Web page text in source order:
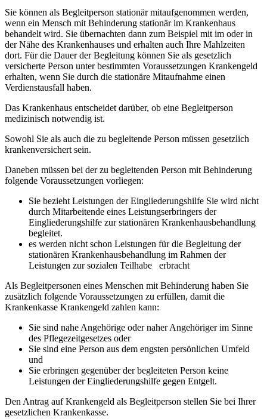
Sie können als Begleitperson stationär mitaufgenommen werden,
wenn ein Mensch mit Behinderung stationär im Krankenhaus
behandelt wird. Sie übernachten dann zum Beispiel mit im oder in
der Nähe des Krankenhauses und erhalten auch Ihre Mahlzeiten
dort. Für die Dauer der Begleitung können Sie als gesetzlich
versicherte Person unter bestimmten Voraussetzungen Krankengeld
erhalten, wenn Sie durch die stationäre Mitaufnahme einen
Verdienstausfall haben.
Das Krankenhaus entscheidet darüber, ob eine Begleitperson
medizinisch notwendig ist.
Sowohl Sie als auch die zu begleitende Person müssen gesetzlich
krankenversichert sein.
Daneben müssen bei der zu begleitenden Person mit Behinderung
folgende Voraussetzungen vorliegen:
Sie bezieht Leistungen der Eingliederungshilfe Sie wird nicht
durch Mitarbeitende eines Leistungserbringers der
Eingliederungshilfe zur stationären Krankenhausbehandlung
begleitet.
es werden nicht schon Leistungen für die Begleitung der
stationären Krankenhausbehandlung im Rahmen der
Leistungen zur sozialen Teilhabe erbracht
Als Begleitpersonen eines Menschen mit Behinderung haben Sie
zusätzlich folgende Voraussetzungen zu erfüllen, damit die
Krankenkasse Krankengeld zahlen kann:
Sie sind nahe Angehörige oder naher Angehöriger im Sinne
des Pflegezeitgesetzes oder
Sie sind eine Person aus dem engsten persönlichen Umfeld
und
Sie erbringen gegenüber der begleiteten Person keine
Leistungen der Eingliederungshilfe gegen Entgelt.
Den Antrag auf Krankengeld als Begleitperson stellen Sie bei Ihrer
gesetzlichen Krankenkasse.